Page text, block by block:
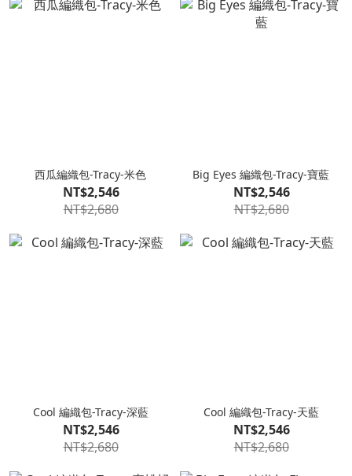
西瓜編織包-Tracy-米色
NT$2,546
NT$2,680
Big Eyes 編織包-Tracy-寶藍
NT$2,546
NT$2,680
Cool 編織包-Tracy-深藍
NT$2,546
NT$2,680
Cool 編織包-Tracy-天藍
NT$2,546
NT$2,680